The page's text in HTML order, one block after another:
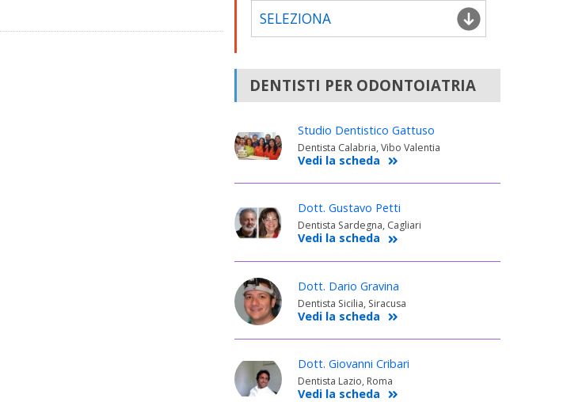
SELEZIONA
DENTISTI PER ODONTOIATRIA
Studio Dentistico Gattuso
Dentista Calabria, Vibo Valentia
Vedi la scheda
Dott. Gustavo Petti
Dentista Sardegna, Cagliari
Vedi la scheda
Dott. Dario Gravina
Dentista Sicilia, Siracusa
Vedi la scheda
Dott. Giovanni Cribari
Dentista Lazio, Roma
Vedi la scheda